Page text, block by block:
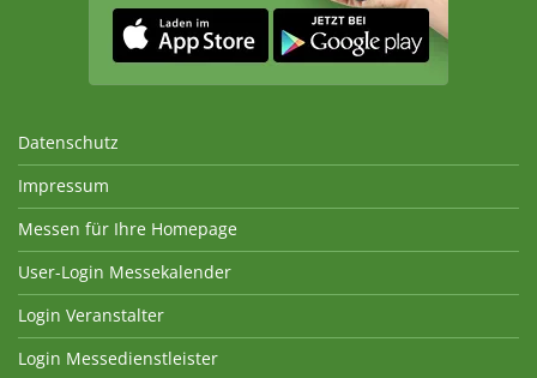
Datenschutz
Impressum
Messen für Ihre Homepage
User-Login Messekalender
Login Veranstalter
Login Messedienstleister